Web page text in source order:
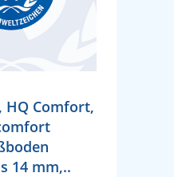
HQ Comfort,
14 mm,..